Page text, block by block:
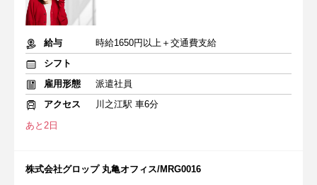
給与
時給1650円以上＋交通費支給
シフト
雇用形態
派遣社員
アクセス
川之江駅 車6分
あと2日
株式会社グロップ 丸亀オフィス/MRG0016